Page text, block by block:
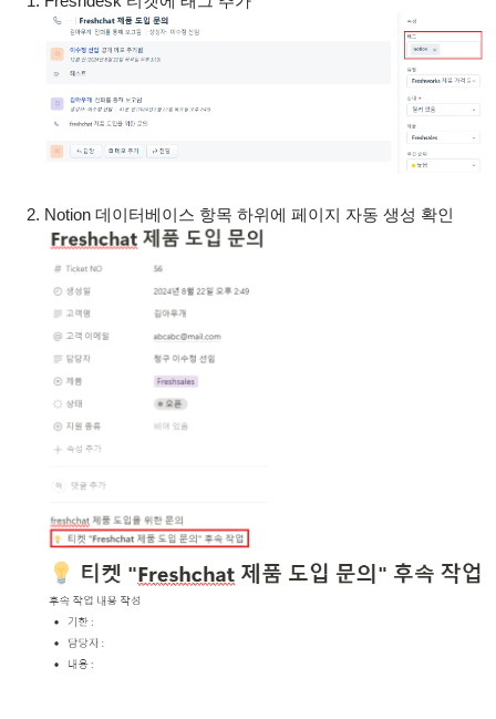
Notion 데이터베이스 항목 하위에 페이지 자동 생성 확인